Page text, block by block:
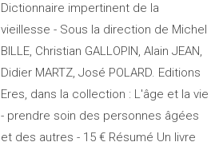
Dictionnaire impertinent de la
vieillesse - Sous la direction de Michel
BILLE, Christian GALLOPIN, Alain JEAN,
Didier MARTZ, José POLARD. Editions
Eres, dans la collection : L'âge et la vie
- prendre soin des personnes âgées
et des autres - 15 € Résumé Un livre